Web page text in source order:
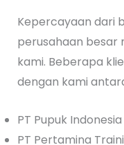
Kepercayaan dari
perusahaan besar
kami. Beberapa
dengan kami
PT Pupuk Indonesia
PT Pertamina